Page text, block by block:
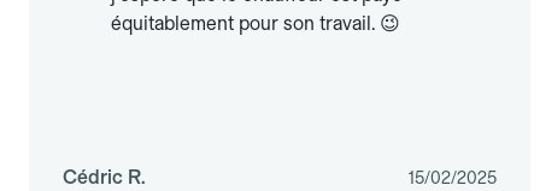
équitablement pour son travail. 😉
Cédric R. 15/02/2025